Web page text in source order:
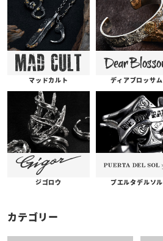
マッドカルト ディアブロッサム
ジゴロウ プエルタデルソル
カテゴリー